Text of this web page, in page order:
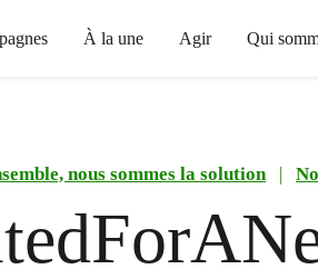
À la une Agir Qui
nous sommes la solution |